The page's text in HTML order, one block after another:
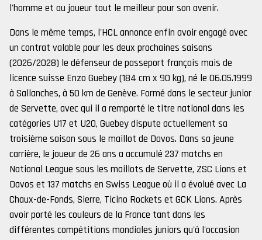
l'homme et au joueur tout le meilleur pour son avenir.
Dans le même temps, l'HCL annonce enfin avoir engagé avec
un contrat valable pour les deux prochaines saisons
(2026/2028) le défenseur de passeport français mais de
licence suisse Enzo Guebey (184 cm x 90 kg), né le 06.05.1999
à Sallanches, à 50 km de Genève. Formé dans le secteur junior
de Servette, avec qui il a remporté le titre national dans les
catégories U17 et U20, Guebey dispute actuellement sa
troisième saison sous le maillot de Davos. Dans sa jeune
carrière, le joueur de 26 ans a accumulé 237 matchs en
National League sous les maillots de Servette, ZSC Lions et
Davos et 137 matchs en Swiss League où il a évolué avec La
Chaux-de-Fonds, Sierre, Ticino Rockets et GCK Lions. Après
avoir porté les couleurs de la France tant dans les
différentes compétitions mondiales juniors qu'à l'occasion